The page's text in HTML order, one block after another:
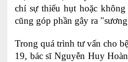
chí sự thiếu hụt hoặc
cũng góp phần gây ra
Trong quá trình tư vấn cho
19, bác sĩ Nguyễn Huy